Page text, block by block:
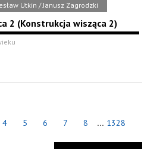
Utkin / Janusz Zagrodzki
2 (Konstrukcja wisząca 2)
4 5 6 7 8 ... 1328